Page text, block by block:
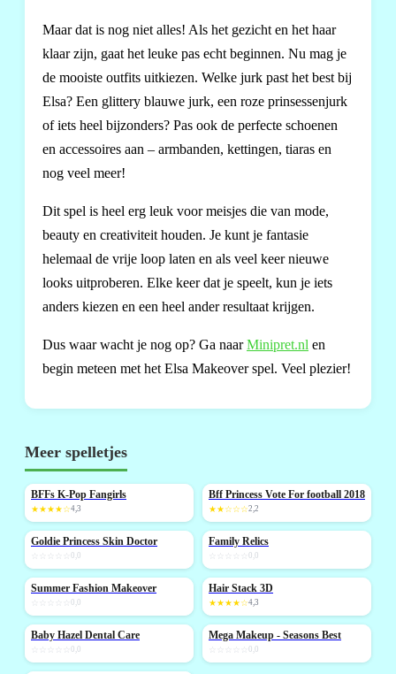
Maar dat is nog niet alles! Als het gezicht en het haar
klaar zijn, gaat het leuke pas echt beginnen. Nu mag je
de mooiste outfits uitkiezen. Welke jurk past het best bij
Elsa? Een glittery blauwe jurk, een roze prinsessenjurk
of iets heel bijzonders? Pas ook de perfecte schoenen
en accessoires aan – armbanden, kettingen, tiaras en
nog veel meer!
Dit spel is heel erg leuk voor meisjes die van mode,
beauty en creativiteit houden. Je kunt je fantasie
helemaal de vrije loop laten en als veel keer nieuwe
looks uitproberen. Elke keer dat je speelt, kun je iets
anders kiezen en een heel ander resultaat krijgen.
Dus waar wacht je nog op? Ga naarMinipret.nl en
begin meteen met het Elsa Makeover spel. Veel plezier!
Meer spelletjes
NIEUW
BFFs K-Pop Fangirls
★★★★☆4,3
NIEUW
Bff Princess Vote For football 2018
★★☆☆☆2,2
NIEUW
Goldie Princess Skin Doctor
0,0
NIEUW
Family Relics
0,0
NIEUW
Summer Fashion Makeover
0,0
NIEUW
Hair Stack 3D
★★★★☆4,3
NIEUW
Baby Hazel Dental Care
0,0
NIEUW
Mega Makeup - Seasons Best
0,0